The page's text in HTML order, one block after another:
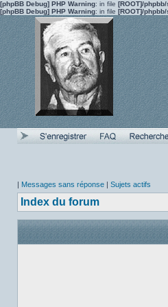
[phpBB Debug] PHP Warning: in file [ROOT]/
[phpBB Debug] PHP Warning: in file [ROOT]/
| Messages sans réponse | Sujets actifs
Index du forum